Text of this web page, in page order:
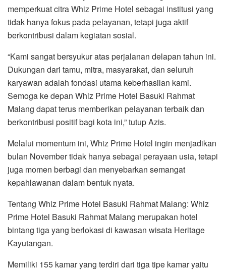
memperkuat citra Whiz Prime Hotel sebagai institusi yang
tidak hanya fokus pada pelayanan, tetapi juga aktif
berkontribusi dalam kegiatan sosial.
“Kami sangat bersyukur atas perjalanan delapan tahun ini.
Dukungan dari tamu, mitra, masyarakat, dan seluruh
karyawan adalah fondasi utama keberhasilan kami.
Semoga ke depan Whiz Prime Hotel Basuki Rahmat
Malang dapat terus memberikan pelayanan terbaik dan
berkontribusi positif bagi kota ini,” tutup Azis.
Melalui momentum ini, Whiz Prime Hotel ingin menjadikan
bulan November tidak hanya sebagai perayaan usia, tetapi
juga momen berbagi dan menyebarkan semangat
kepahlawanan dalam bentuk nyata.
Tentang Whiz Prime Hotel Basuki Rahmat Malang: Whiz
Prime Hotel Basuki Rahmat Malang merupakan hotel
bintang tiga yang berlokasi di kawasan wisata Heritage
Kayutangan.
Memiliki 155 kamar yang terdiri dari tiga tipe kamar yaitu